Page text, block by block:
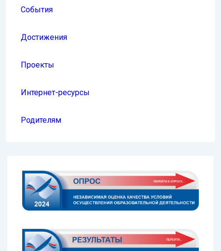
События
Достижения
Проекты
Интернет-ресурсы
Родителям